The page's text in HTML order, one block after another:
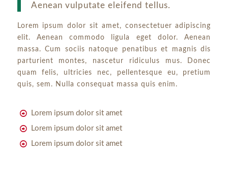
Aenean vulputate eleifend tellus.
Lorem ipsum dolor sit amet, consectetuer adipiscing
elit. Aenean commodo ligula eget dolor. Aenean
massa. Cum sociis natoque penatibus et magnis dis
parturient montes, nascetur ridiculus mus. Donec
quam felis, ultricies nec, pellentesque eu, pretium
quis, sem. Nulla consequat massa quis enim.
Lorem ipsum dolor sit amet
Lorem ipsum dolor sit amet
Lorem ipsum dolor sit amet